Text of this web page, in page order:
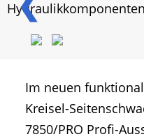
Im neuen
Kreisel-
7850/PRO Profi-